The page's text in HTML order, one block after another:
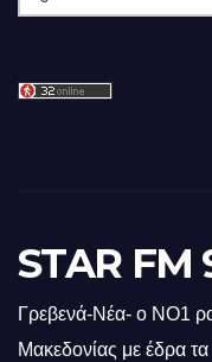
STAR FM
Γρεβενά-Νέα- ο ΝΟ1
Μακεδονίας με έδρα